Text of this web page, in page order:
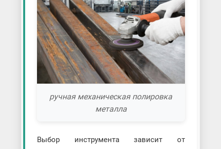
ручная механическая полировка
металла
Выбор инструмента зависит от